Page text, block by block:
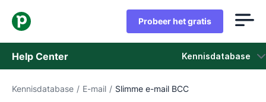
Probeer het gratis
Help Center Kennisdatabase
Kennisdatabase
Kennisdatabase / E-mail / Slimme e-mail BCC